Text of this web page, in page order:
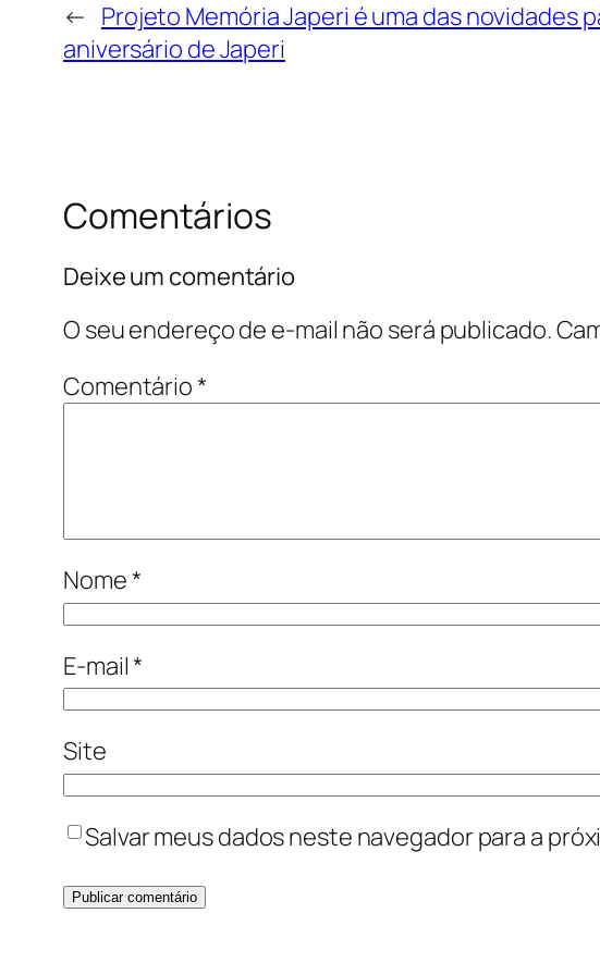
← Projeto Memória Japeri é uma das novidades
aniversário de Japeri
Comentários
Deixe um comentário
O seu endereço de e-mail não será publicado.
Comentário*
Nome*
E-mail*
Site
Salvar meus dados neste navegador para a